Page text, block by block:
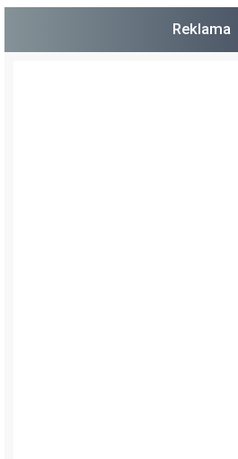
Reklama